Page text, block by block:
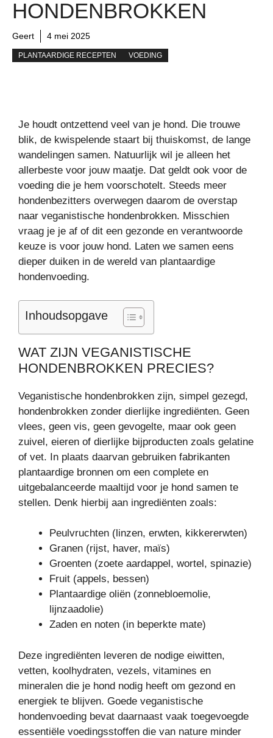
HONDENBROKKEN
Geert 4 mei 2025
PLANTAARDIGE RECEPTEN VOEDING
Je houdt ontzettend veel van je hond. Die trouwe
blik, de kwispelende staart bij thuiskomst, de lange
wandelingen samen. Natuurlijk wil je alleen het
allerbeste voor jouw maatje. Dat geldt ook voor de
voeding die je hem voorschotelt. Steeds meer
hondenbezitters overwegen daarom de overstap
naar veganistische hondenbrokken. Misschien
vraag je je af of dit een gezonde en verantwoorde
keuze is voor jouw hond. Laten we samen eens
dieper duiken in de wereld van plantaardige
hondenvoeding.
Inhoudsopgave
WAT ZIJN VEGANISTISCHE
HONDENBROKKEN PRECIES?
Veganistische hondenbrokken zijn, simpel gezegd,
hondenbrokken zonder dierlijke ingrediënten. Geen
vlees, geen vis, geen gevogelte, maar ook geen
zuivel, eieren of dierlijke bijproducten zoals gelatine
of vet. In plaats daarvan gebruiken fabrikanten
plantaardige bronnen om een complete en
uitgebalanceerde maaltijd voor je hond samen te
stellen. Denk hierbij aan ingrediënten zoals:
Peulvruchten (linzen, erwten, kikkererwten)
Granen (rijst, haver, maïs)
Groenten (zoete aardappel, wortel, spinazie)
Fruit (appels, bessen)
Plantaardige oliën (zonnebloemolie,
lijnzaadolie)
Zaden en noten (in beperkte mate)
Deze ingrediënten leveren de nodige eiwitten,
vetten, koolhydraten, vezels, vitamines en
mineralen die je hond nodig heeft om gezond en
energiek te blijven. Goede veganistische
hondenvoeding bevat daarnaast vaak toegevoegde
essentiële voedingsstoffen die van nature minder